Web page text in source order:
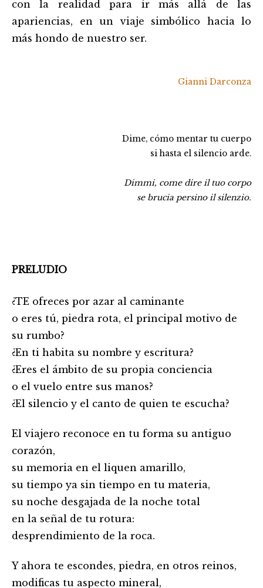
con la realidad para ir más allá de las
apariencias, en un viaje simbólico hacia lo
más hondo de nuestro ser.
Gianni Darconza
Dime, cómo mentar tu cuerpo
si hasta el silencio arde.
Dimmi, come dire il tuo corpo
se brucia persino il silenzio.
PRELUDIO
¿TE ofreces por azar al caminante
o eres tú, piedra rota, el principal motivo de
su rumbo?
¿En ti habita su nombre y escritura?
¿Eres el ámbito de su propia conciencia
o el vuelo entre sus manos?
¿El silencio y el canto de quien te escucha?
El viajero reconoce en tu forma su antiguo
corazón,
su memoria en el liquen amarillo,
su tiempo ya sin tiempo en tu materia,
su noche desgajada de la noche total
en la señal de tu rotura:
desprendimiento de la roca.
Y ahora te escondes, piedra, en otros reinos,
modificas tu aspecto mineral,